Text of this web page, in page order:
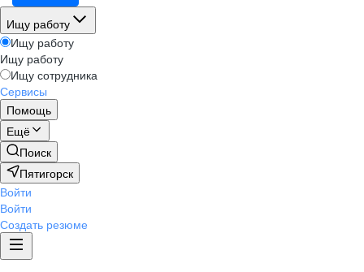
Ищу работу
Ищу работу
Ищу работу
Ищу сотрудника
Сервисы
Помощь
Ещё
Поиск
Пятигорск
Войти
Войти
Создать резюме